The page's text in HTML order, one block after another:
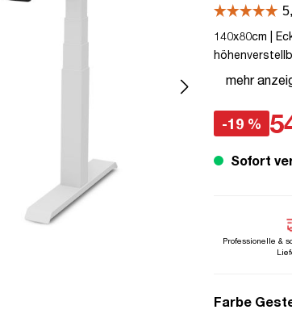
140x80cm |
Arbeiten | bis
mehr
-19 %
Sofort
Professionelle &
Farbe